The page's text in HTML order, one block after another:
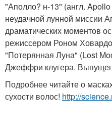
"Аполло? н-13" (англ.
неудачной лунной миссии
драматических моментов
режиссером Роном
"Потерянная Луна" (Lost
Джеффри клугера.
Подробнее читайте о
сухости волос! http://